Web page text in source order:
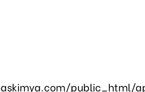
public_html/